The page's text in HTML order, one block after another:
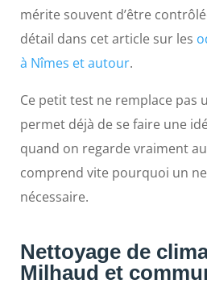
mérite souvent d’être
détail dans cet article sur les
à Nîmes et autour.
Ce petit test ne remplace pas
permet déjà de se faire une
quand on regarde vraiment
comprend vite pourquoi un
nécessaire.
Nettoyage de
Milhaud et